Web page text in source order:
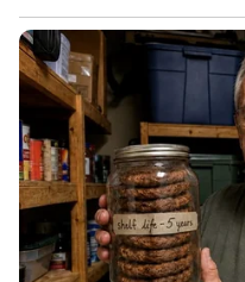
വിദേശ വിദ്യാഭ്യാസ
ഇ-ടോക്ക് ​ഗ്ലോബൽ
ചാർജുകൾ
ഉപരിപഠനത്തിന്